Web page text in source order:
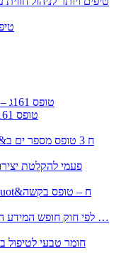
21
טופס 161ג – הודעה על חזרה מרצף פיצויים / קיצבה
טופס 161א – הודעת עובד עקב פרישה מעבודה
) 1998 ( לפי חוק חופש המידע התשנ;ח – טופס בקשה לקבלת …
חומר טבעי לטיפול